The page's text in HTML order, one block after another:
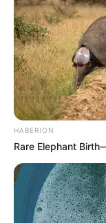
HABERION
Rare Elephant